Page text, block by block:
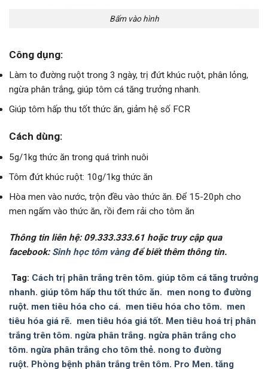
Bấm vào hình
Công dụng:
Làm to đường ruột trong 3 ngày, trị đứt khúc ruột, phân lỏng,
ngừa phân trắng, giúp tôm cá tăng trưởng nhanh.
Giúp tôm hấp thu tốt thức ăn, giảm hệ số FCR
Cách dùng:
5g/1kg thức ăn trong quá trình nuôi
Tôm đứt khúc ruột: 10g/1kg thức ăn
Hòa men vào nước, trộn đều vào thức ăn. Để 15-20ph cho
men ngấm vào thức ăn, rồi đem rải cho tôm ăn
Thông tin liên hệ: 09.333.333.61 hoặc truy cập qua
facebook: Sinh học tôm vàngđể biết thêm thông tin.
Tag: Cách trị phân trắng trên tôm. giúp tôm cá tăng trưởng
nhanh. giúp tôm hấp thu tốt thức ăn. men nong to đường
ruột. men tiêu hóa cho cá. men tiêu hóa cho tôm. men
tiêu hóa giá rẽ. men tiêu hóa giá tốt. Men tiêu hoá trị phân
trắng trên tôm. ngừa phân trắng. ngừa phân trắng cho
tôm. ngừa phân trắng cho tôm thẻ. nong to đường
ruột. Phòng bệnh phân trắng trên tôm. Pro Men.tăng